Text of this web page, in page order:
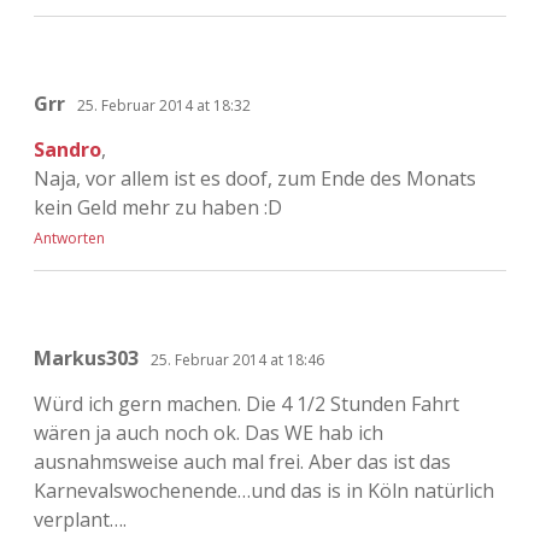
Grr 25. Februar 2014 at 18:32
Sandro,
Naja, vor allem ist es doof, zum Ende des Monats
kein Geld mehr zu haben :D
Antworten
Markus303 25. Februar 2014 at 18:46
Würd ich gern machen. Die 4 1/2 Stunden Fahrt
wären ja auch noch ok. Das WE hab ich
ausnahmsweise auch mal frei. Aber das ist das
Karnevalswochenende…und das is in Köln natürlich
verplant….